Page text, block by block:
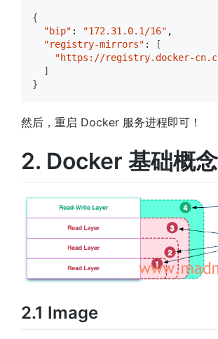
{
"bip" : "172.31.0.1/16" ,
"registry-mirrors" :
[
"https://registry.docker-
]
}
然后，重启 Docker 服务进程即可！
2. Docker 基础概念
2.1 Image